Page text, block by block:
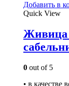
Добавить в
Quick View
Живица
0 out of 5
• в качестве